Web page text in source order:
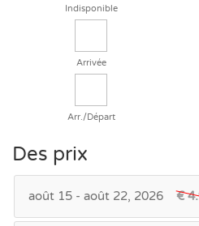
Indisponible
Arrivée
Arr./Départ
Des prix
août 15 - août 22, 2026 €